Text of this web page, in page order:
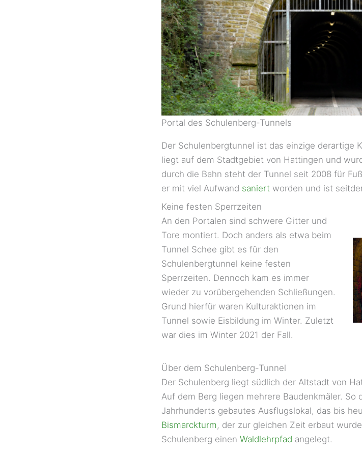
Portal des Schulenberg-Tunnels
Der Schulenbergtunnel ist das einzige derartige
liegt auf dem Stadtgebiet von Hattingen und
durch die Bahn steht der Tunnel seit 2008 für
er mit viel Aufwand saniert worden und ist
Keine festen Sperrzeiten
An den Portalen sind schwere Gitter und
Tore montiert. Doch anders als etwa beim
Tunnel Schee gibt es für den
Schulenbergtunnel keine festen
Sperrzeiten. Dennoch kam es immer
wieder zu vorübergehenden Schließungen.
Grund hierfür waren Kulturaktionen im
Tunnel sowie Eisbildung im Winter. Zuletzt
war dies im Winter 2021 der Fall.
Über dem Schulenberg-Tunnel
Der Schulenberg liegt südlich der Altstadt von
Auf dem Berg liegen mehrere Baudenkmäler. So
Jahrhunderts gebautes Ausflugslokal, das bis
Bismarckturm, der zur gleichen Zeit erbaut
Schulenberg einen Waldlehrpfad angelegt.